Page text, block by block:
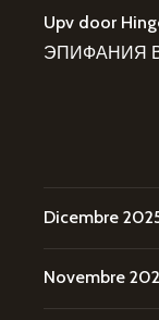
Upv door
ЭПИФАНИЯ
Dicembre
Novembre